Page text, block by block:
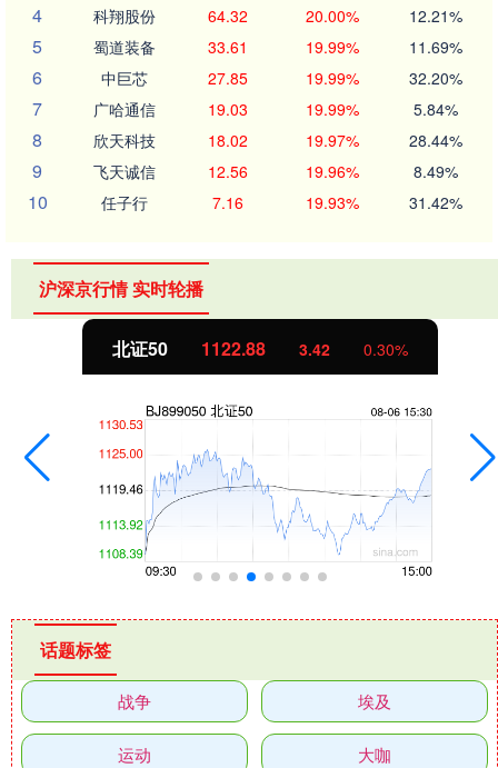
4 科翔股份 64.32 20.00% 12.21%
5 蜀道装备 33.61 19.99% 11.69%
6 中巨芯 27.85 19.99% 32.20%
7 广哈通信 19.03 19.99% 5.84%
8 欣天科技 18.02 19.97% 28.44%
9 飞天诚信 12.56 19.96% 8.49%
10 任子行 7.16 19.93% 31.42%
沪深京行情 实时轮播
北证50 1122.88 3.42 0.30%
话题标签
战争 埃及
运动 大咖